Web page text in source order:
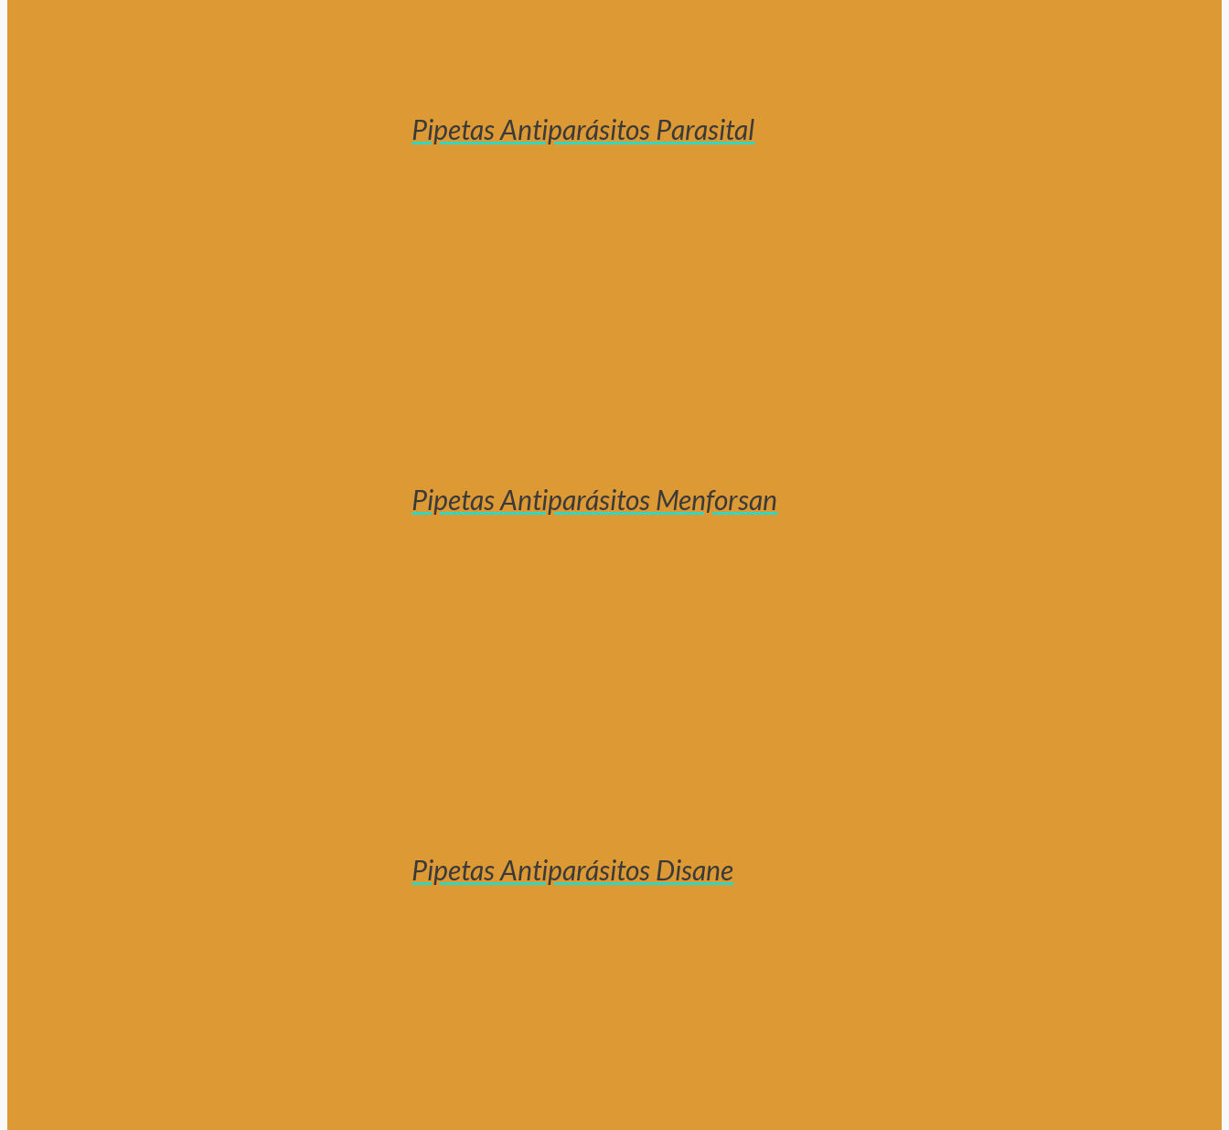
Pipetas Antiparásitos Parasital
Pipetas Antiparásitos Menforsan
Pipetas Antiparásitos Disane